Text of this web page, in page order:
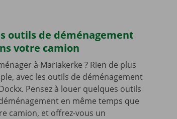
outils de déménagement
votre camion
à Mariakerke ? Rien de plus
avec les outils de déménagement
Pensez à louer quelques outils
en même temps que
camion, et offrez-vous un